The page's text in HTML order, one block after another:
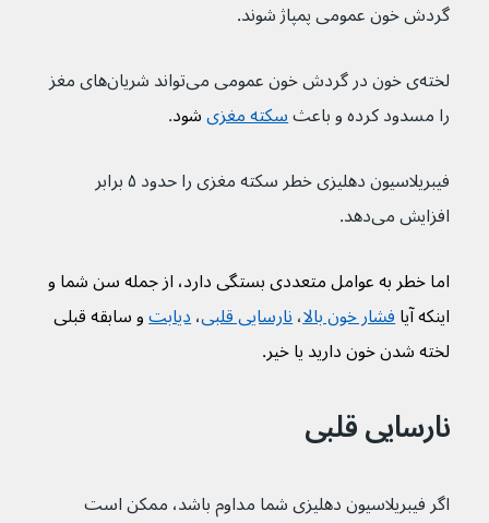
گردش خون عمومی پمپاژ شوند.
لخته‌ی خون در گردش خون عمومی می‌تواند شریان‌های مغز
را مسدود کرده و باعث سکته مغزی شود.
فیبریلاسیون دهلیزی خطر سکته مغزی را حدود ۵ برابر
افزایش می‌دهد.
اما خطر به عوامل متعددی بستگی دارد، از جمله سن شما و
اینکه آیا فشار خون بالا، نارسایی قلبی، دیابت و سابقه قبلی
لخته شدن خون دارید یا خیر.
نارسایی قلبی
اگر فیبریلاسیون دهلیزی شما مداوم باشد، ممکن است